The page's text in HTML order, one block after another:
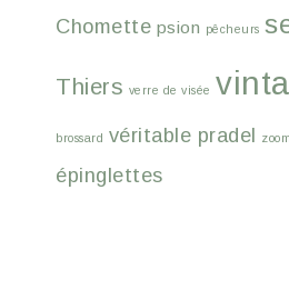
Chomette psion pêcheurs
Thiers verre de visée
brossard véritable pradel zoom
épinglettes